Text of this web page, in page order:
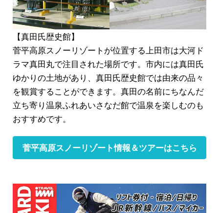
【真田氏歴史館】
菅平高原スノーリゾートが位置する上田市は大河ド
ラマ真田丸で注目された場所です。市内には真田氏
ゆかりの土地があり、 真田氏歴史館では由来の品々
を観賞することができます。真田の名前にちなんだ
立ち寄り温泉ふれあいさなだ館で温泉を楽しむのも
おすすめです。
菅平高原スノーリゾート情報＆ツアーはこちら